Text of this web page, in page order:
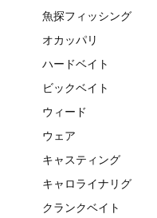
魚探フィッシング
オカッパリ
ハードベイト
ビックベイト
ウィード
ウェア
キャスティング
キャロライナリグ
クランクベイト